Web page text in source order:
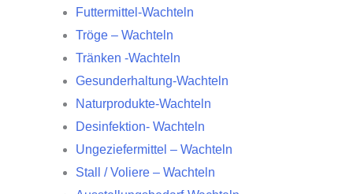
Futtermittel-Wachteln
Tröge – Wachteln
Tränken -Wachteln
Gesunderhaltung-Wachteln
Naturprodukte-Wachteln
Desinfektion- Wachteln
Ungeziefermittel – Wachteln
Stall / Voliere – Wachteln